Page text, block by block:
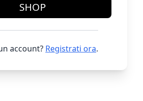
SHOP
account? Registrati ora.